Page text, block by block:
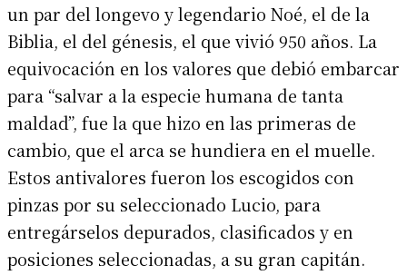
un par del longevo y legendario Noé, el de la
Biblia, el del génesis, el que vivió 950 años. La
equivocación en los valores que debió embarcar
para “salvar a la especie humana de tanta
maldad”, fue la que hizo en las primeras de
cambio, que el arca se hundiera en el muelle.
Estos antivalores fueron los escogidos con
pinzas por su seleccionado Lucio, para
entregárselos depurados, clasificados y en
posiciones seleccionadas, a su gran capitán.